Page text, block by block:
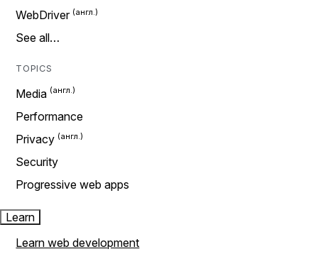
WebDriver
See all…
TOPICS
Media
Performance
Privacy
Security
Progressive web apps
Learn
Learn web development